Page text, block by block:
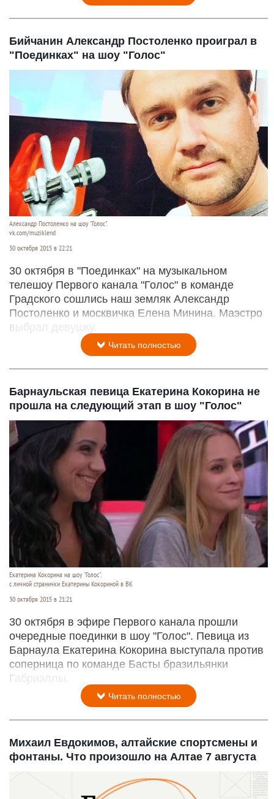
Бийчанин Александр Постоленко проиграл в
"Поединках" на шоу "Голос"
Александр Постоленко на шоу "Голос".
vk.com/muziklend
30 октября 2015 в 22:21
30 октября в "Поединках" на музыкальном
телешоу Первого канала "Голос" в команде
Градского сошлись наш земляк Александр
Постоленко и москвичка Елена Минина. Маэстро
выбрал девушку.
Читать полностью
Барнаульская певица Екатерина Кокорина не
прошла на следующий этап в шоу "Голос"
Екатерина Кокорина на шоу "Голос".
с личной странички Екатерины Кокориной в ВК
30 октября 2015 в 21:21
30 октября в эфире Первого канала прошли
очередные поединки в шоу "Голос". Певица из
Барнаула Екатерина Кокорина выступала против
соперница по команде Басты бразильянки
Габриэллы.
Читать полностью
Михаил Евдокимов, алтайские спортсмены и
фонтаны. Что произошло на Алтае 7 августа